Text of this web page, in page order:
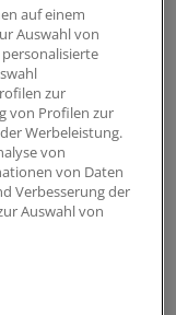
sei es durch
Lagerung
Zudem
Angebote für
und
auf einem
Auswahl von
zur
von Profilen zur
Werbeleistung.
von
von Daten
Verbesserung der
Auswahl von